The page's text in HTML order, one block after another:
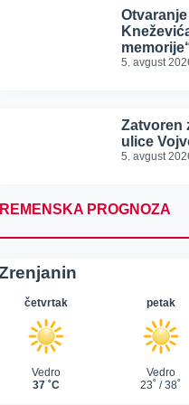
5. avgust
Zatvoren
ulice
5. avgust
PROGNOZA